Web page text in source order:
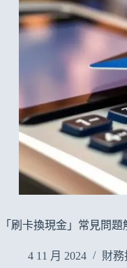
「刷卡換現金」常見問
4 11 月 2024 財務